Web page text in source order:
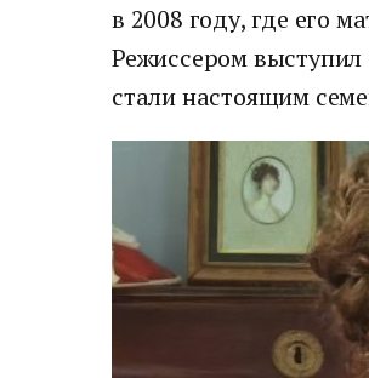
в 2008 году, где его
Режиссером
стали настоящим